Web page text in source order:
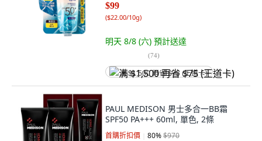
$99
($22.00/10g)
明天 8/8 (六) 預計送達
(74)
满 $1,500 再省 $75 (王道卡)
PAUL MEDISON 男士多合一BB霜
SPF50 PA+++ 60ml, 單色, 2條
首購折扣價 80%$970